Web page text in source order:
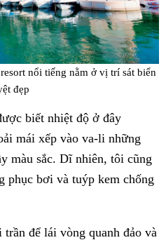
nổi tiếng nằm ở vị trí sát biển
đẹp
biết nhiệt độ ở đây
mái xếp vào va-li những
màu sắc. Dĩ nhiên, tôi cũng
phục bơi và tuýp kem chống
để lái vòng quanh đảo và